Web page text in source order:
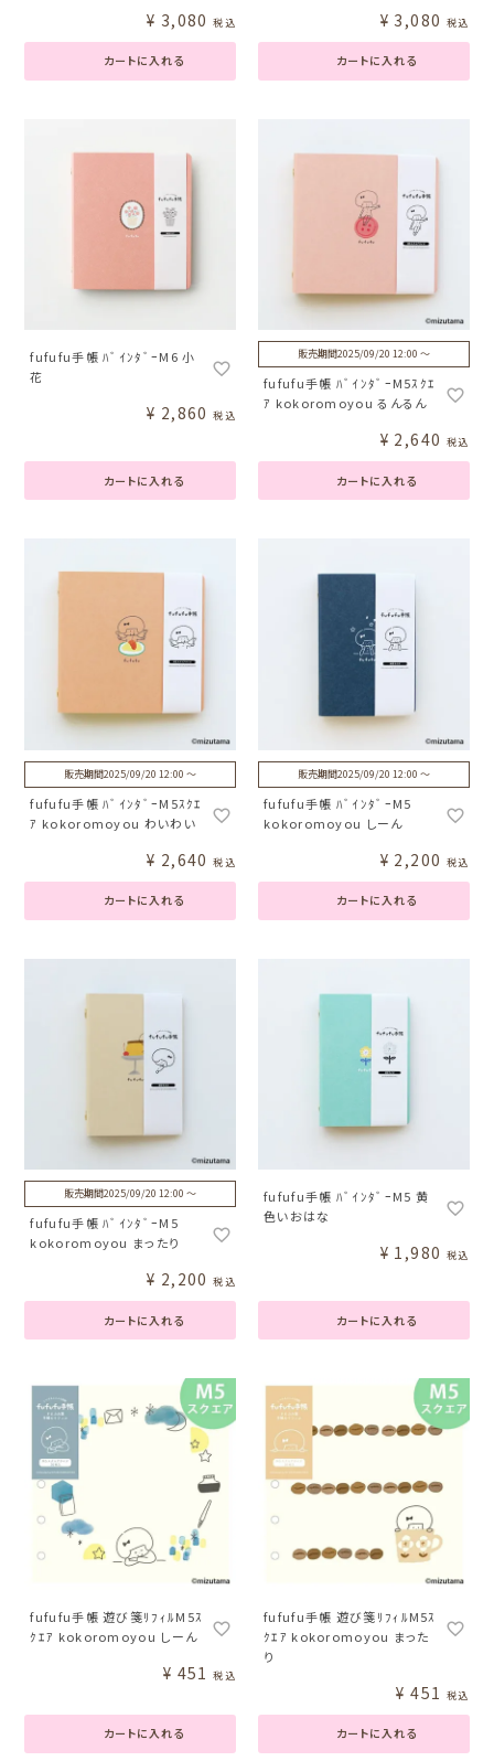
カートに入れる
¥ 3,080 税込
カートに入れる
¥ 3,080 税込
fufufu手帳 ﾊﾞｲﾝﾀﾞｰM6 小
花
カートに入れる
¥ 2,860 税込
販売期間2025/09/20 12:00 〜
fufufu手帳 ﾊﾞｲﾝﾀﾞｰM5ｽｸｴ
ｱ kokoromoyou るんるん
カートに入れる
¥ 2,640 税込
販売期間2025/09/20 12:00〜
fufufu手帳 ﾊﾞｲﾝﾀﾞｰM5ｽｸｴ
ｱ kokoromoyou わいわい
カートに入れる
¥ 2,640 税込
販売期間2025/09/20 12:00 〜
fufufu手帳 ﾊﾞｲﾝﾀﾞｰM5
kokoromoyou しーん
カートに入れる
¥ 2,200 税込
販売期間2025/09/20 12:00〜
fufufu手帳 ﾊﾞｲﾝﾀﾞｰM5
kokoromoyou まったり
カートに入れる
¥ 2,200 税込
fufufu手帳 ﾊﾞｲﾝﾀﾞｰM5 黄
色いおはな
カートに入れる
¥ 1,980 税込
fufufu手帳 遊び箋ﾘﾌｨﾙM5ｽ
ｸｴｱ kokoromoyou しーん
カートに入れる
¥ 451 税込
fufufu手帳 遊び箋ﾘﾌｨﾙM5ｽ
ｸｴｱ kokoromoyou まった
り
カートに入れる
¥ 451 税込